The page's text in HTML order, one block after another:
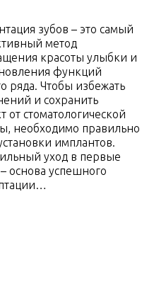
зубов – это самый
метод
красоты улыбки и
функций
ряда. Чтобы избежать
и сохранить
от стоматологической
необходимо правильно
имплантов.
уход в первые
основа успешного